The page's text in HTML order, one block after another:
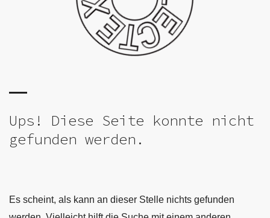
Ups! Diese Seite konnte nicht
gefunden werden.
Es scheint, als kann an dieser Stelle nichts gefunden